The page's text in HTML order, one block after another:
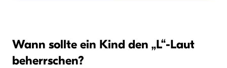
Wann sollte ein Kind den „L“-Laut
beherrschen?